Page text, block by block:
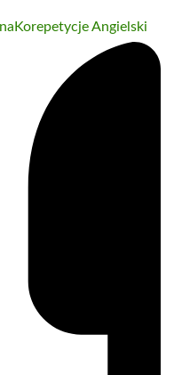
Korepetycje Angielski